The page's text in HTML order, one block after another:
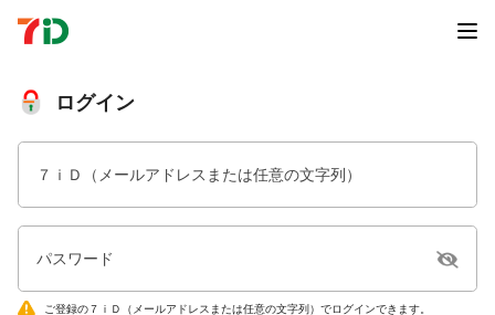
ログイン
７ｉＤ（メールアドレスまたは任意の文字列）
パスワード
ご登録の７ｉＤ（メールアドレスまたは任意の文字列）でログインできます。